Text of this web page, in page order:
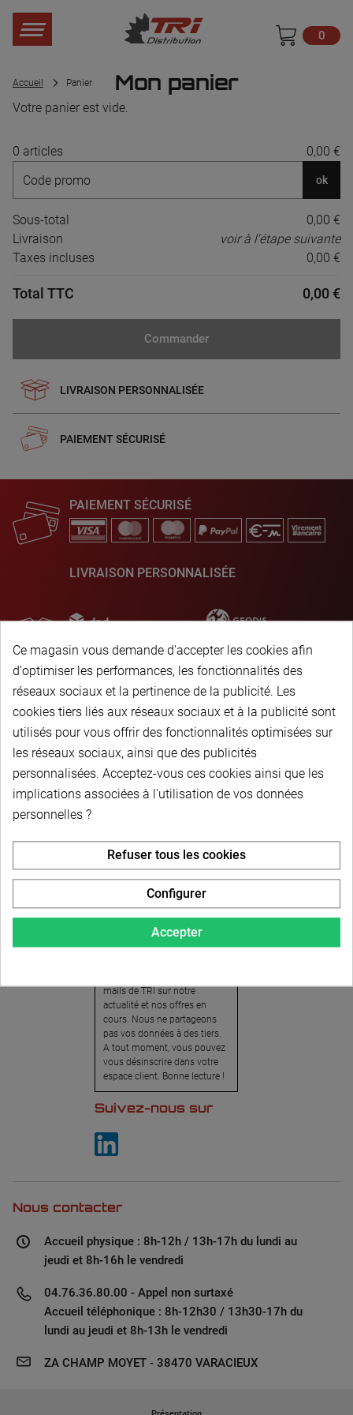
0
Accueil Panier Mon panier
Votre panier est vide.
0 articles 0,00 €
ok
Sous-total
0,00 €
Livraison
voir à l'étape suivante
Taxes incluses
0,00 €
Total TTC 0,00 €
Commander
LIVRAISON PERSONNALISÉE
PAIEMENT SÉCURISÉ
PAIEMENT SÉCURISÉ
LIVRAISON PERSONNALISÉE
Newsletter
Pour recevoir notre
newsletter, nous vous
invitons à créer votre espace
client (cliquez sur « Compte »
en haut à droite de la page) et
cliquer sur « oui » pour vous
mails de TRI sur notre
actualité et nos offres en
cours. Nous ne partageons
pas vos données à des tiers.
A tout moment, vous pouvez
vous désinscrire dans votre
espace client. Bonne lecture !
Suivez-nous sur
Nous contacter
Accueil physique : 8h-12h / 13h-17h du lundi au
jeudi et 8h-16h le vendredi
04.76.36.80.00 - Appel non surtaxé
Accueil téléphonique : 8h-12h30 / 13h30-17h du
lundi au jeudi et 8h-13h le vendredi
ZA CHAMP MOYET - 38470 VARACIEUX
Ce magasin vous demande d'accepter les cookies afin
d'optimiser les performances, les fonctionnalités des
réseaux sociaux et la pertinence de la publicité. Les
cookies tiers liés aux réseaux sociaux et à la publicité sont
utilisés pour vous offrir des fonctionnalités optimisées sur
les réseaux sociaux, ainsi que des publicités
personnalisées. Acceptez-vous ces cookies ainsi que les
implications associées à l'utilisation de vos données
personnelles ?
Accepter
Refuser tous les cookies
Configurer